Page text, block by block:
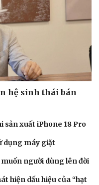
hệ sinh thái bán
sản xuất iPhone 18 Pro
dụng máy giặt
người dùng lên đời
hiện dấu hiệu của “hạt